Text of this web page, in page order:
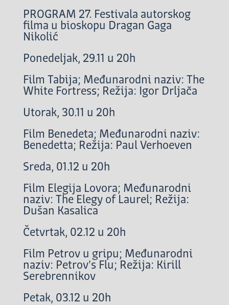
PROGRAM 27. Festivala autorskog
filma u bioskopu Dragan Gaga
Nikolić
Ponedeljak, 29.11 u 20h
Film Tabija; Međunarodni naziv: The
White Fortress; Režija: Igor Drljača
Utorak, 30.11 u 20h
Film Benedeta; Međunarodni naziv:
Benedetta; Režija: Paul Verhoeven
Sreda, 01.12 u 20h
Film Elegija Lovora; Međunarodni
naziv: The Elegy of Laurel; Režija:
Dušan Kasalica
Četvrtak, 02.12 u 20h
Film Petrov u gripu; Međunarodni
naziv: Petrov's Flu; Režija: Kirill
Serebrennikov
Petak, 03.12 u 20h